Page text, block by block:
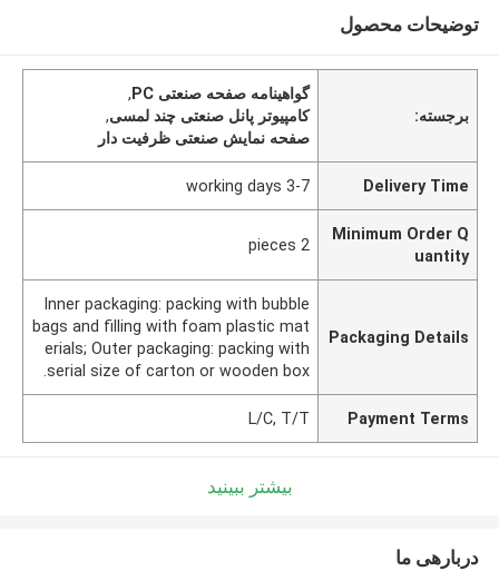
توضیحات محصول
برجسته:
گواهینامه صفحه صنعتی PC
,
کامپیوتر پانل صنعتی چند لمسی,
صفحه نمایش صنعتی ظرفیت دار
Delivery Time
3-7 working days
Minimum Order Q
uantity
2 pieces
Packaging Details
Inner packaging: packing with bubble
bags and filling with foam plastic mat
erials; Outer packaging: packing with
serial size of carton or wooden box.
Payment Terms
L/C, T/T
بیشتر ببینید
دربارهی ما